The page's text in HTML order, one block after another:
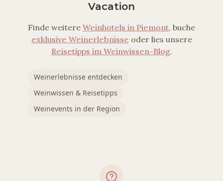
Vacation
Finde weitere Weinhotels in Piemont, buche
exklusive Weinerlebnisse oder lies unsere
Reisetipps im Weinwissen-Blog.
Weinerlebnisse entdecken
Weinwissen & Reisetipps
Weinevents in der Region